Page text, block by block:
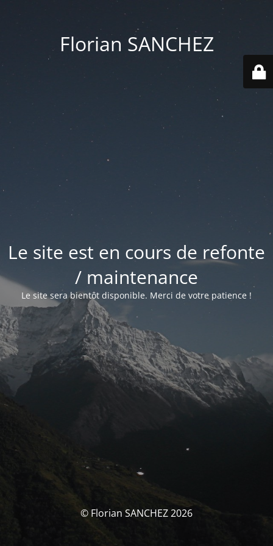
Florian SANCHEZ
Le site est en cours de refonte
/ maintenance
Le site sera bientôt disponible. Merci de votre patience !
© Florian SANCHEZ 2026